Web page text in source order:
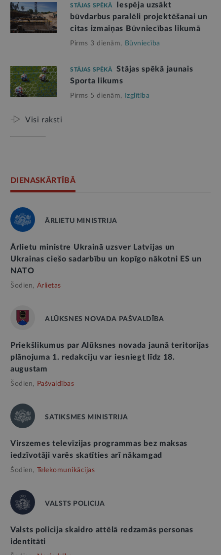
STĀJAS SPĒKĀ
Iespēja uzsākt
būvdarbus paralēli projektēšanai un
citas izmaiņas Būvniecības likumā
Pirms 3 dienām, Būvniecība
STĀJAS SPĒKĀ
Stājas spēkā jaunais
Sporta likums
Pirms 5 dienām, Izglītība
Visi raksti
DIENASKĀRTĪBĀ
ĀRLIETU MINISTRIJA
Ārlietu ministre Ukrainā uzsver Latvijas un
Ukrainas ciešo sadarbību un kopīgo nākotni ES un
NATO
Šodien, Ārlietas
ALŪKSNES NOVADA PAŠVALDĪBA
Priekšlikumus par Alūksnes novada jaunā teritorijas
plānojuma 1. redakciju var iesniegt līdz 18.
augustam
Šodien, Pašvaldības
SATIKSMES MINISTRIJA
Virszemes televīzijas programmas bez maksas
iedzīvotāji varēs skatīties arī nākamgad
Šodien, Telekomunikācijas
VALSTS POLICIJA
Valsts policija skaidro attēlā redzamās personas
identitāti